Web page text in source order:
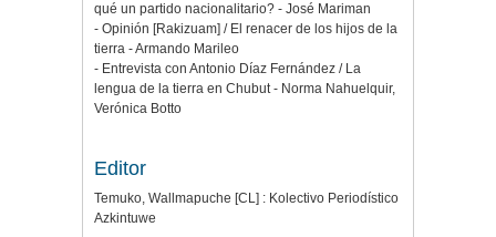
qué un partido nacionalitario? - José Mariman
- Opinión [Rakizuam] / El renacer de los hijos de la
tierra - Armando Marileo
- Entrevista con Antonio Díaz Fernández / La
lengua de la tierra en Chubut - Norma Nahuelquir,
Verónica Botto
Editor
Temuko, Wallmapuche [CL] : Kolectivo Periodístico
Azkintuwe